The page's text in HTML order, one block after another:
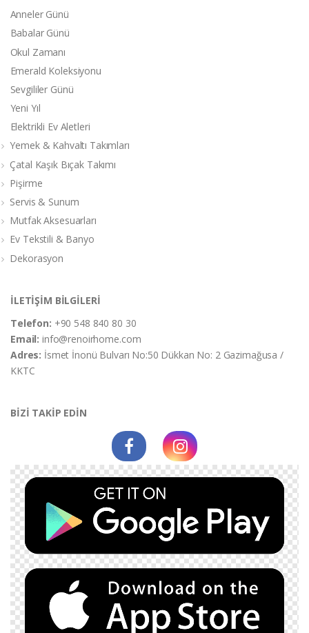
Anneler Günü
Babalar Günü
Okul Zamanı
Emerald Koleksiyonu
Sevgililer Günü
Yeni Yıl
Elektrikli Ev Aletleri
Yemek & Kahvaltı Takımları
Çatal Kaşık Bıçak Takımı
Pişirme
Servis & Sunum
Mutfak Aksesuarları
Ev Tekstili & Banyo
Dekorasyon
İLETİŞİM BİLGİLERİ
Telefon: +90 548 840 80 30
Email:info@renoirhome.com
Adres: İsmet İnonü Bulvarı No:50 Dükkan No: 2 Gazimağusa /
KKTC
BİZİ TAKİP EDİN